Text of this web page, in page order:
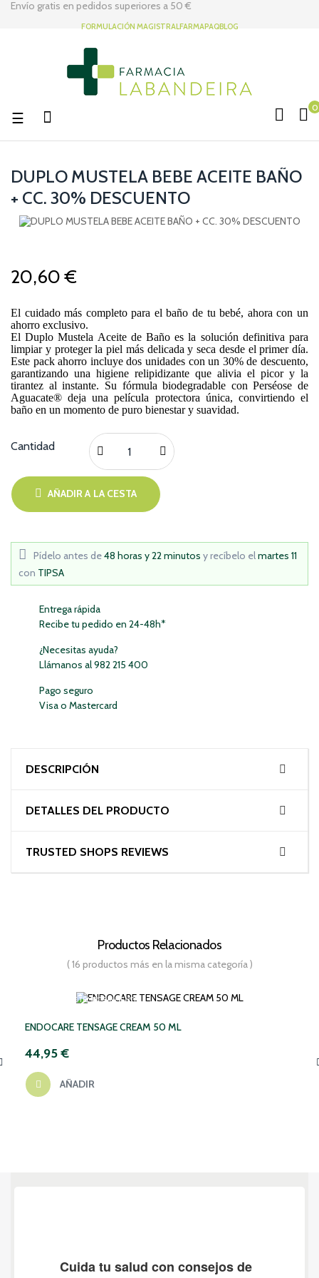
Envío gratis en pedidos superiores a 50 €
FORMULACIÓN MAGISTRALFARMAPAQBLOG
0
Navegación
palanca
☰
DUPLO MUSTELA BEBE ACEITE BAÑO
+ CC. 30% DESCUENTO
20,60 €
El cuidado más completo para el baño de tu bebé, ahora con un
ahorro exclusivo.
El Duplo Mustela Aceite de Baño es la solución definitiva para
limpiar y proteger la piel más delicada y seca desde el primer día.
Este pack ahorro incluye dos unidades con un 30% de descuento,
garantizando una higiene relipidizante que alivia el picor y la
tirantez al instante. Su fórmula biodegradable con Perséose de
Aguacate® deja una película protectora única, convirtiendo el
baño en un momento de puro bienestar y suavidad.
Cantidad
AÑADIR A LA CESTA
Pídelo antes de48 horas y 22 minutos y recíbelo elmartes 11
con TIPSA
Entrega rápida
Recibe tu pedido en 24-48h*
¿Necesitas ayuda?
Llámanos al 982 215 400
Pago seguro
Visa o Mastercard
DESCRIPCIÓN
DETALLES DEL PRODUCTO
TRUSTED SHOPS REVIEWS
Productos Relacionados
( 16 productos más en la misma categoría )
NO DISPONIBLE TEMPORALMENTE
ENDOCARE TENSAGE CREAM 50 ML
44,95 €
AÑADIR